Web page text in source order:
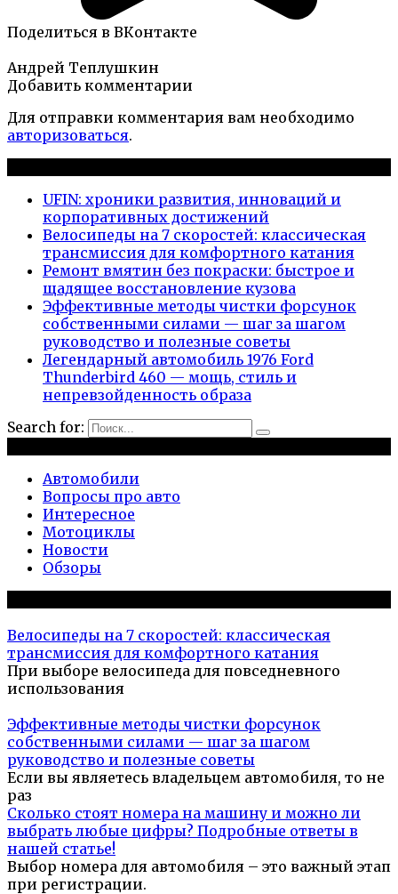
Поделиться в ВКонтакте
Андрей Теплушкин
Добавить комментарии
Для отправки комментария вам необходимо
авторизоваться.
UFIN: хроники развития, инноваций и
корпоративных достижений
Велосипеды на 7 скоростей: классическая
трансмиссия для комфортного катания
Ремонт вмятин без покраски: быстрое и
щадящее восстановление кузова
Эффективные методы чистки форсунок
собственными силами — шаг за шагом
руководство и полезные советы
Легендарный автомобиль 1976 Ford
Thunderbird 460 — мощь, стиль и
непревзойденность образа
Search for:
Автомобили
Вопросы про авто
Интересное
Мотоциклы
Новости
Обзоры
Велосипеды на 7 скоростей: классическая
трансмиссия для комфортного катания
При выборе велосипеда для повседневного
использования
Эффективные методы чистки форсунок
собственными силами — шаг за шагом
руководство и полезные советы
Если вы являетесь владельцем автомобиля, то не
раз
Сколько стоят номера на машину и можно ли
выбрать любые цифры? Подробные ответы в
нашей статье!
Выбор номера для автомобиля – это важный этап
при регистрации.